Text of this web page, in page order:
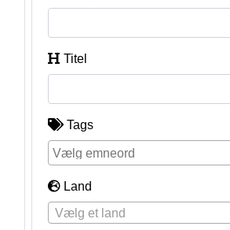
Titel
Tags
Land
Vælg et land